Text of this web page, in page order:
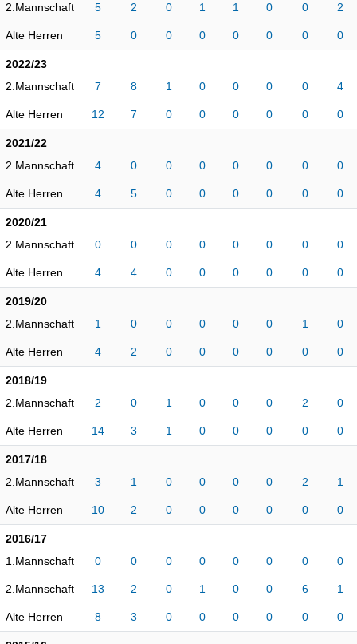
2.Mannschaft
5 2 0 1 1 0 0 2
Alte Herren 5 0 0 0 0 0 0 0
2022/23
2.Mannschaft
7 8 1 0 0 0 0 4
Alte Herren 12 7 0 0 0 0 0 0
2021/22
2.Mannschaft
4 0 0 0 0 0 0 0
Alte Herren 4 5 0 0 0 0 0 0
2020/21
2.Mannschaft
0 0 0 0 0 0 0 0
Alte Herren 4 4 0 0 0 0 0 0
2019/20
2.Mannschaft
1 0 0 0 0 0 1 0
Alte Herren 4 2 0 0 0 0 0 0
2018/19
2.Mannschaft
2 0 1 0 0 0 2 0
Alte Herren 14 3 1 0 0 0 0 0
2017/18
2.Mannschaft
3 1 0 0 0 0 2 1
Alte Herren 10 2 0 0 0 0 0 0
2016/17
1.Mannschaft
0 0 0 0 0 0 0 0
2.Mannschaft 13 2 0 1 0 0 6 1
Alte Herren 8 3 0 0 0 0 0 0